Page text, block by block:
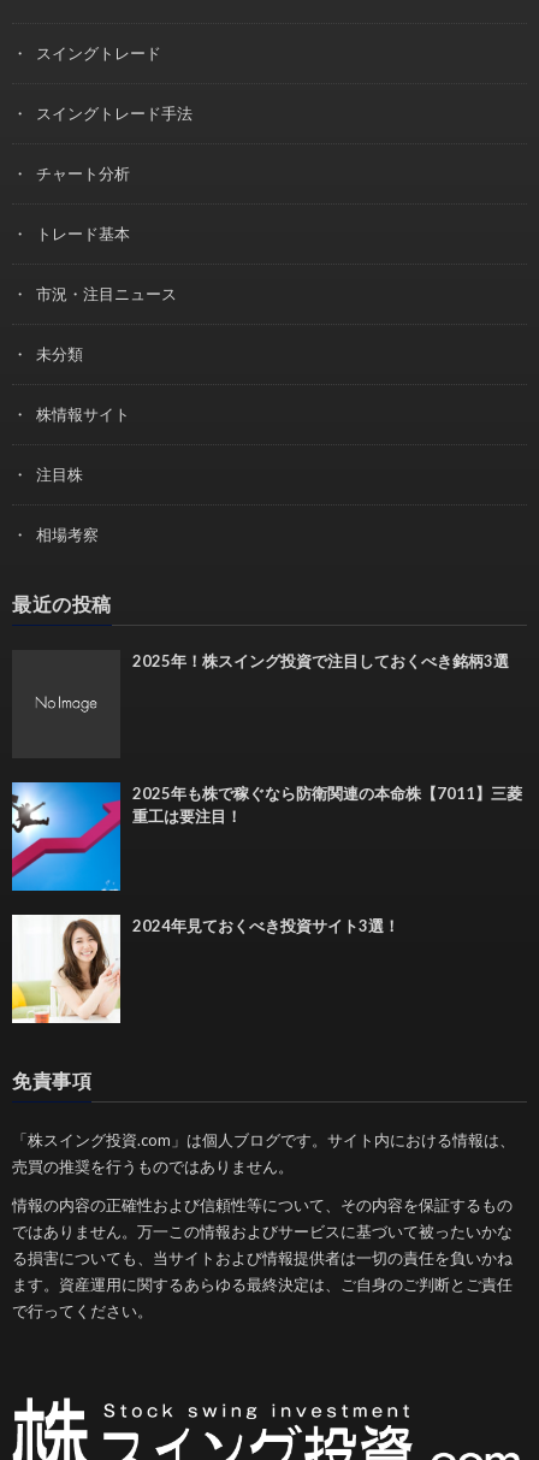
スイングトレード
スイングトレード手法
チャート分析
トレード基本
市況・注目ニュース
未分類
株情報サイト
注目株
相場考察
最近の投稿
2025年！株スイング投資で注目しておくべき銘柄3選
2025年も株で稼ぐなら防衛関連の本命株【7011】三菱
重工は要注目！
2024年見ておくべき投資サイト3選！
免責事項
「株スイング投資.com」は個人ブログです。サイト内における情報は、
売買の推奨を行うものではありません。
情報の内容の正確性および信頼性等について、その内容を保証するもの
ではありません。万一この情報およびサービスに基づいて被ったいかな
る損害についても、当サイトおよび情報提供者は一切の責任を負いかね
ます。資産運用に関するあらゆる最終決定は、ご自身のご判断とご責任
で行ってください。